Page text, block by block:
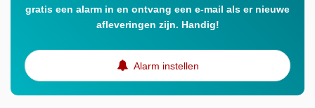
gratis een alarm in en ontvang een e-mail als er nieuwe
afleveringen zijn. Handig!
Alarm instellen